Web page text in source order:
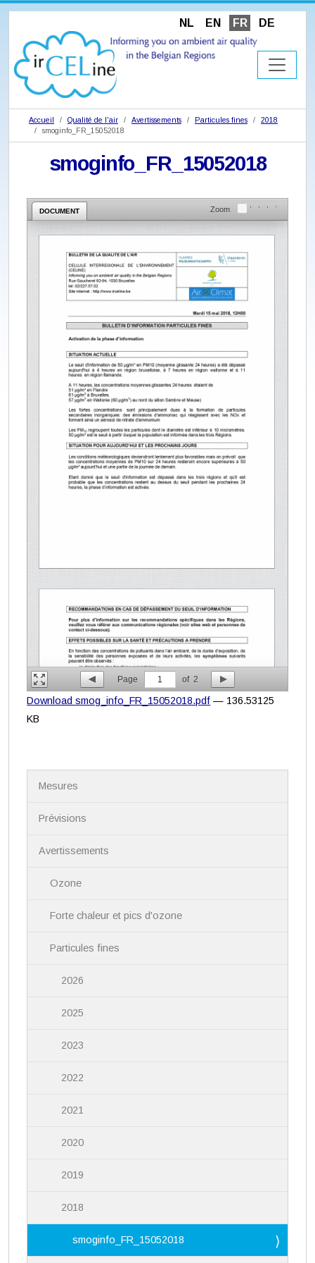
NL EN FR DE
Accueil Qualité de l'air Avertissements Particules fines
2018
smoginfo_FR_15052018
smoginfo_FR_15052018
DOCUMENT Zoom
Page 1 of 2
Download smog_info_FR_15052018.pdf — 136.53125
KB
Mesures
Prévisions
Avertissements
Ozone
Forte chaleur et pics d'ozone
Particules fines
2026
2025
2023
2022
2021
2020
2019
2018
smoginfo_FR_15052018